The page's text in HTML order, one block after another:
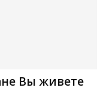
Вы живете